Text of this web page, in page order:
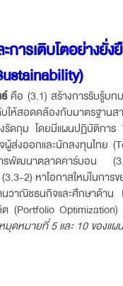
การเติบโตอย่างยั่ง
คือ (3.1) สร้างการรับรู้บ
ให้สอดคล้องกับมาตรฐาน
รัดกุม โดยมีแผนปฏิบัติกา
ผู้ส่งออกและนักลงทุนไทย
ารพัฒนาตลาดคาร์บอน
2) หาโอกาสใหม่ในกา
นวาณิชธนกิจและศึกษาด้
(Portfolio
มุดหมายที่5 และ 10 ของแ